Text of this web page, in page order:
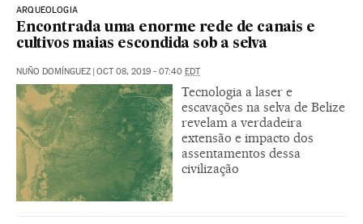
ARQUEOLOGIA
Encontrada uma enorme rede de canais e
cultivos maias escondida sob a selva
NUÑO DOMÍNGUEZ | OCT 08, 2019 - 07:40 EDT
Tecnologia a laser e
escavações na selva de Belize
revelam a verdadeira
extensão e impacto dos
assentamentos dessa
civilização